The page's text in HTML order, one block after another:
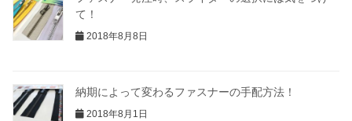
て！
2018年8月8日
納期によって変わるファスナーの手配方法！
2018年8月1日